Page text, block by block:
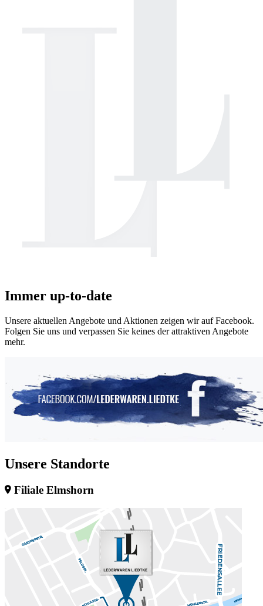
Immer up-to-date
Unsere aktuellen Angebote und Aktionen zeigen wir auf Facebook.
Folgen Sie uns und verpassen Sie keines der attraktiven Angebote
mehr.
Unsere Standorte
Filiale Elmshorn